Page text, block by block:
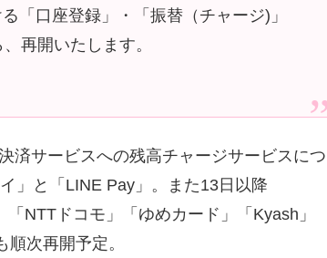
「口座登録」・「振替（チャージ)」
再開いたします。
済サービスへの残高チャージサービスにつ
」と「LINE Pay」。また13日以降
NTTドコモ」「ゆめカード」「Kyash」
順次再開予定。